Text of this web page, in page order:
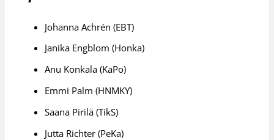
Johanna Achrén (EBT)
Janika Engblom (Honka)
Anu Konkala (KaPo)
Emmi Palm (HNMKY)
Saana Pirilä (TikS)
Jutta Richter (PeKa)